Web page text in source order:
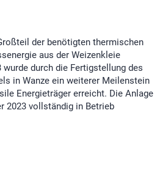
der benötigten thermischen
aus der Weizenkleie
wurde durch die Fertigstellung des
in Wanze ein weiterer Meilenstein
Energieträger erreicht. Die Anlage
2023 vollständig in Betrieb